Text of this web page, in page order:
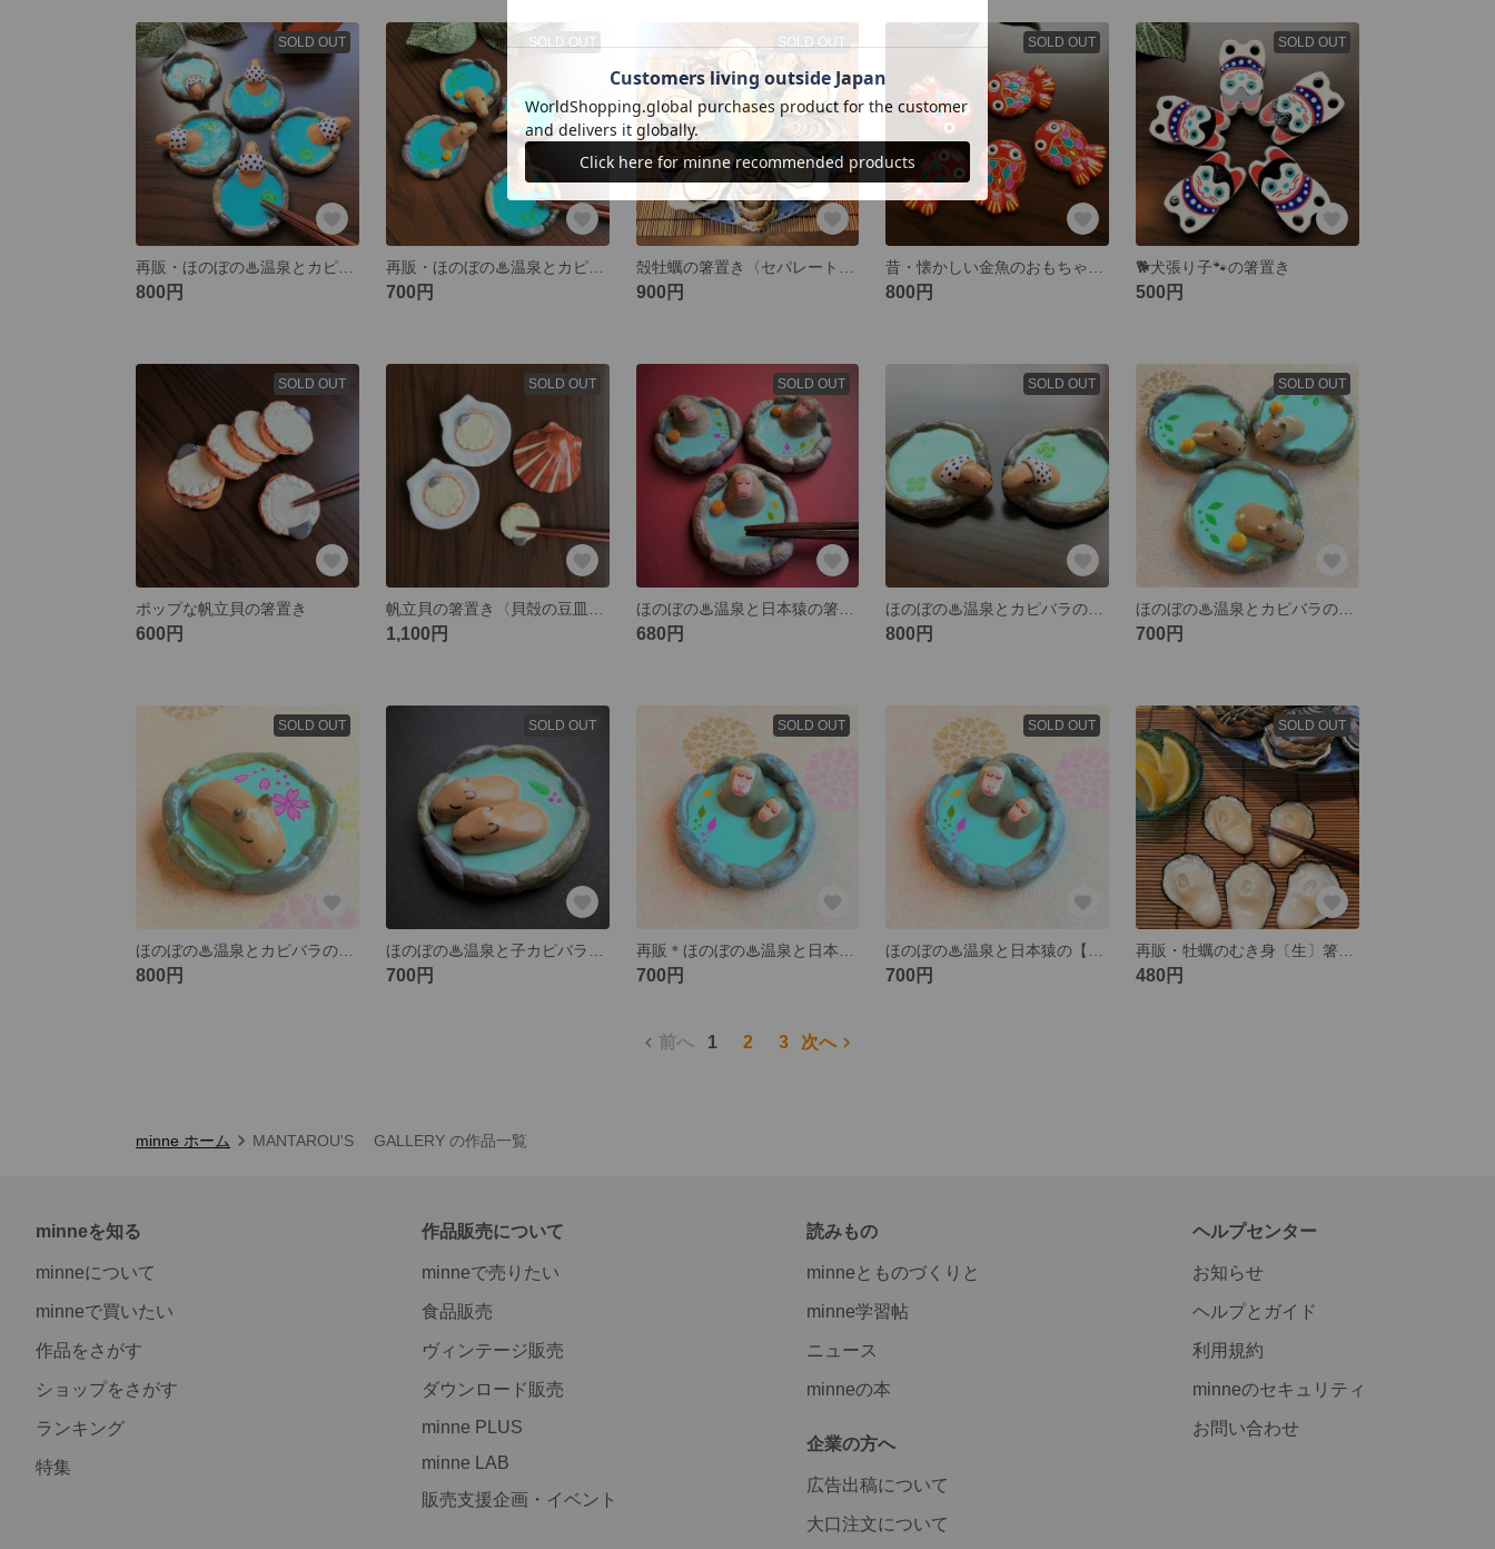
SOLD OUT
800円
SOLD OUT
再販・ほのぼの♨温泉とカピバラの箸置き【柚子】
700円
SOLD OUT
900円
SOLD OUT
800円
SOLD OUT
🐕犬張り子🐾の箸置き
500円
SOLD OUT
ポップな帆立貝の箸置き
600円
SOLD OUT
1,100円
SOLD OUT
ほのぼの♨温泉と日本猿の箸置き
680円
SOLD OUT
800円
SOLD OUT
700円
SOLD OUT
800円
SOLD OUT
700円
SOLD OUT
700円
SOLD OUT
700円
SOLD OUT
480円
前へ 1 2 3 次へ
minne ホーム MANTAROU'S GALLERY の作品一覧
minneを知る
minneについて
minneで買いたい
作品をさがす
ショップをさがす
ランキング
特集
作品販売について
minneで売りたい
食品販売
ヴィンテージ販売
ダウンロード販売
minne PLUS
minne LAB
販売支援企画・イベント
読みもの
minneとものづくりと
minne学習帖
ニュース
minneの本
企業の方へ
広告出稿について
大口注文について
ヘルプセンター
お知らせ
ヘルプとガイド
利用規約
minneのセキュリティ
お問い合わせ